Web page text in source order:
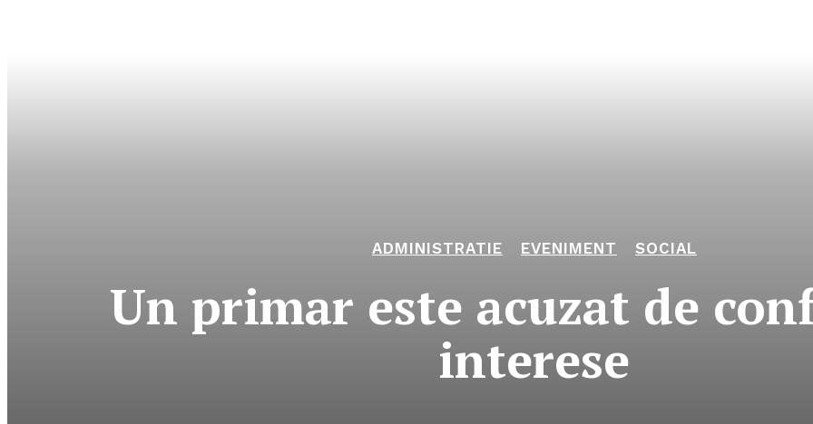
ADMINISTRATIE EVENIMENT SOCIAL
Un primar este acuzat de
interese